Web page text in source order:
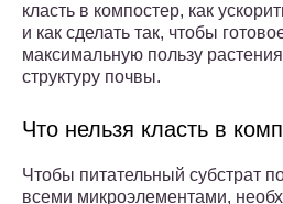
класть в компостер, как
и как сделать так, чтобы
максимальную пользу
структуру почвы.
Что нельзя класть в
Чтобы питательный субстрат
всеми микроэлементами,